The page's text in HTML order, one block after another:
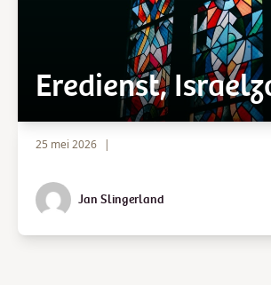
Eredienst,
25 mei 2026 |
Jan Slingerland